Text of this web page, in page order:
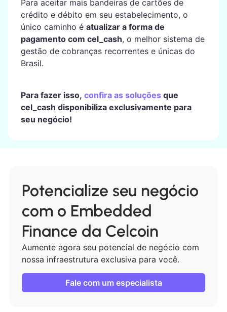
Para aceitar mais bandeiras de cartões de
crédito e débito em seu estabelecimento, o
único caminho é atualizar a forma de
pagamento com cel_cash, o melhor sistema de
gestão de cobranças recorrentes e únicas do
Brasil.
Para fazer isso, confira as soluçõesque
cel_cash disponibiliza exclusivamente para
seu negócio!
Potencialize seu negócio
com o Embedded
Finance da Celcoin
Aumente agora seu potencial de negócio com
nossa infraestrutura exclusiva para você.
Fale com um especialista